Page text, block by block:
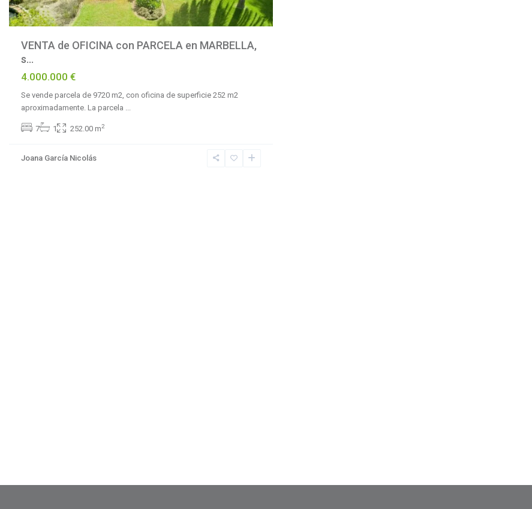
VENTA de OFICINA con PARCELA en MARBELLA,
s...
4.000.000 €
Se vende parcela de 9720 m2, con oficina de superficie 252 m2
aproximadamente. La parcela ...
7 1 252.00 m2
Joana García Nicolás